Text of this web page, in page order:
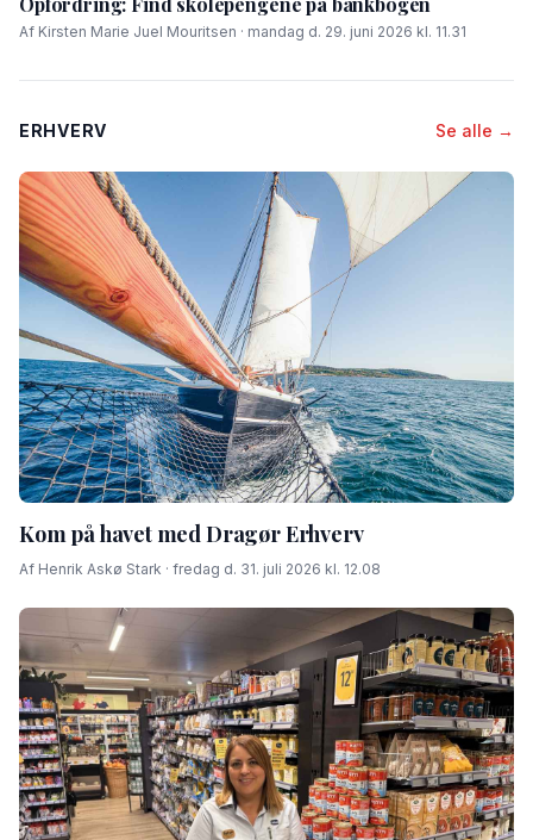
Af Kirsten Marie Juel Mouritsen · mandag d. 29. juni 2026 kl. 11.31
ERHVERV Se alle →
Kom på havet med Dragør Erhverv
Af Henrik Askø Stark · fredag d. 31. juli 2026 kl. 12.08